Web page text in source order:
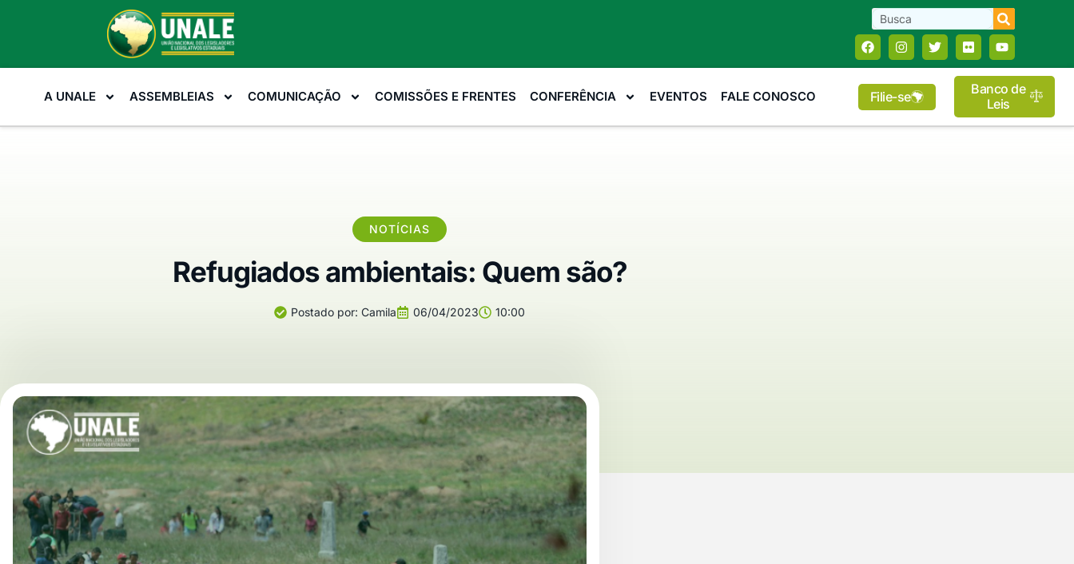
A UNALE ASSEMBLEIAS COMUNICAÇÃO COMISSÕES E FRENTES CONFERÊNCIA EVENTOS FALE CONOSCO Filie-se
Banco de
Leis
NOTÍCIAS
Refugiados ambientais: Quem são?
Postado por: Camila 06/04/2023 10:00